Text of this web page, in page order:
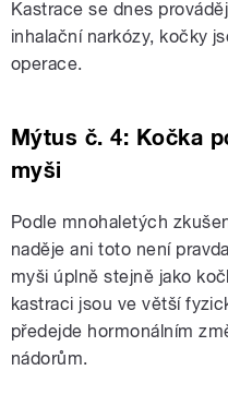
Kastrace se dnes
inhalační narkózy, kočky
operace.
Mýtus č. 4: Kočka
myši
Podle mnohaletých
naděje ani toto není
myši úplně stejně jako
kastraci jsou ve větší
předejde hormonálním
nádorům.